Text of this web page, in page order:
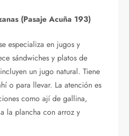
(Pasaje Acuña 193)
especializa en jugos y
sándwiches y platos de
un jugo natural. Tiene
o para llevar. La atención es
como ají de gallina,
la plancha con arroz y